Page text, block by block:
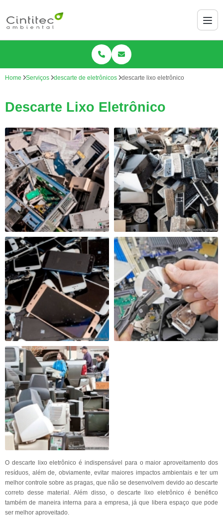
Home Serviços descarte de eletrônicos descarte lixo eletrônico
Descarte Lixo Eletrônico
O descarte lixo eletrônico é indispensável para o maior aproveitamento dos
resíduos, além de, obviamente, evitar maiores impactos ambientais e ter um
melhor controle sobre as pragas, que não se desenvolvem devido ao descarte
correto desse material. Além disso, o descarte lixo eletrônico é benéfico
também de maneira interna para a empresa, já que libera espaço que pode
ser melhor aproveitado.